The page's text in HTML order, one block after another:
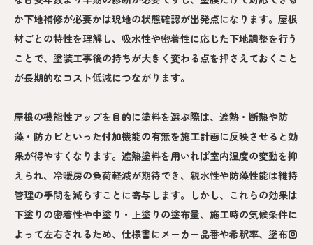
か下地補修が必要かは現地の状態確認が出発点になります。屋根
材ごとの特性を理解し、吸水性や密着性に応じた下地調整を行う
ことで、塗装工事後の持ちが大きく変わる点を押さえておくこと
が長期的なコスト低減につながります。
屋根の機能性アップを目的に塗料を選ぶ際は、遮熱・断熱や防
藻・防カビといった付加機能の有無を施工計画に反映させると効
果が得やすくなります。遮熱塗料を用いれば室内温度の変動を抑
えられ、冷暖房の負荷軽減が期待でき、親水性や防藻性能は維持
管理の手間を減らすことに寄与します。しかし、これらの効果は
下塗りの密着性や中塗り・上塗りの塗布量、施工時の気候条件に
よって左右されるため、仕様書にメーカー品番や希釈率、塗布回